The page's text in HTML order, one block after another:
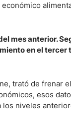
mes anterior.
en el
trató de frenar
esos
niveles